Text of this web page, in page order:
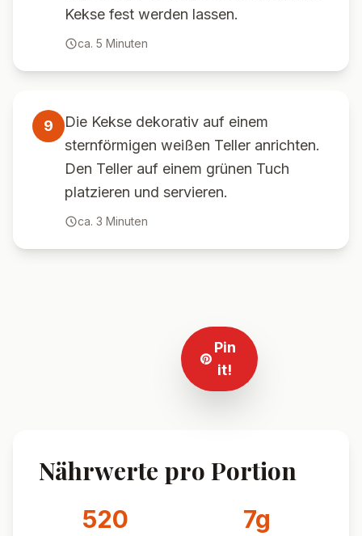
Kekse fest werden lassen.
ca. 5 Minuten
9
Die Kekse dekorativ auf einem
sternförmigen weißen Teller anrichten.
Den Teller auf einem grünen Tuch
platzieren und servieren.
ca. 3 Minuten